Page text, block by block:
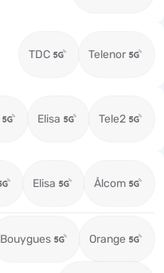
TDC Telenor
Elisa Tele2
Elisa Ålcom
Bouygues Orange